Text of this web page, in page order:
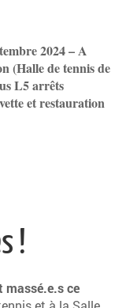
2024 – A
(Halle de tennis de
L5 arrêts
et restauration
!
massé.e.s ce